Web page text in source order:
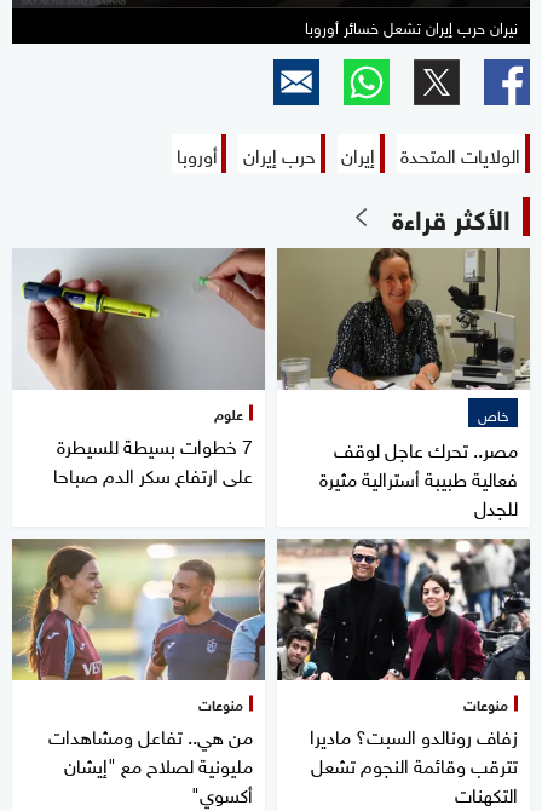
نيران حرب إيران تشعل خسائر أوروبا
الولايات المتحدة إيران حرب إيران أوروبا
الأكثر قراءة
خاص
مصر.. تحرك عاجل لوقف
فعالية طبيبة أسترالية مثيرة
للجدل
علوم
7 خطوات بسيطة للسيطرة
على ارتفاع سكر الدم صباحا
منوعات
زفاف رونالدو السبت؟ ماديرا
تترقب وقائمة النجوم تشعل
التكهنات
منوعات
من هي.. تفاعل ومشاهدات
مليونية لصلاح مع "إيشان
أكسوي"